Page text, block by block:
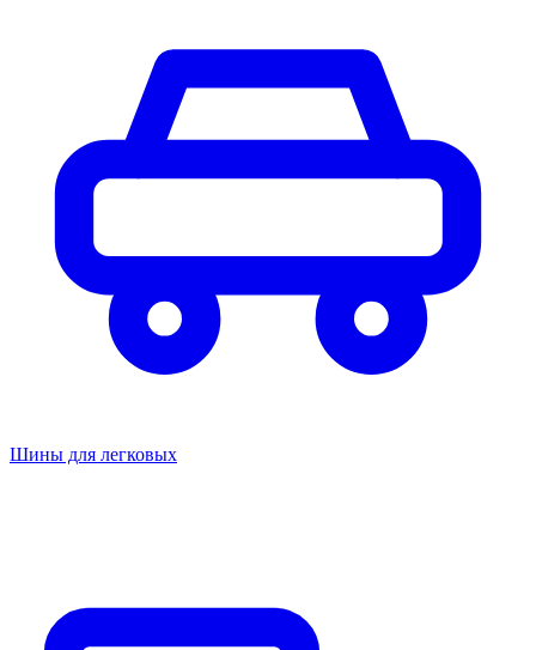
Шины для легковых